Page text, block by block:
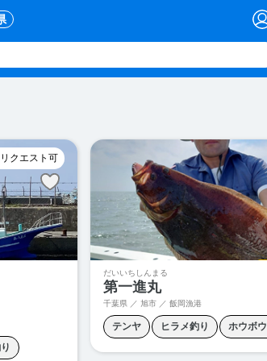
クエスト可
だいいちしんまる
第一進丸
千葉県 ／ 旭市 ／ 飯岡漁港
テンヤ ヒラメ釣り ホウボ
ロックフィッシュ